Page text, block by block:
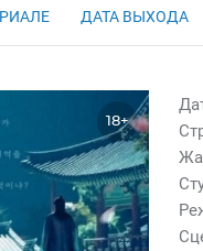
ДАТА ВЫХОДА
18+